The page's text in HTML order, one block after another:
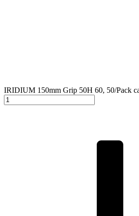
IRIDIUM 150mm Grip 50H 60, 50/Pack